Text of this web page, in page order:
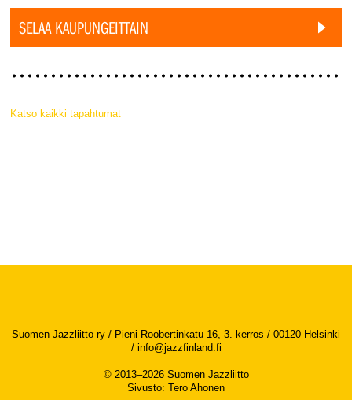
SELAA KAUPUNGEITTAIN
Katso kaikki tapahtumat
Suomen Jazzliitto ry / Pieni Roobertinkatu 16, 3. kerros / 00120 Helsinki
/ info@jazzfinland.fi
© 2013–2026 Suomen Jazzliitto
Sivusto: Tero Ahonen